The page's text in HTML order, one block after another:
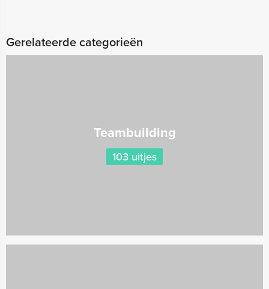
Gerelateerde categorieën
Teambuilding
103 uitjes